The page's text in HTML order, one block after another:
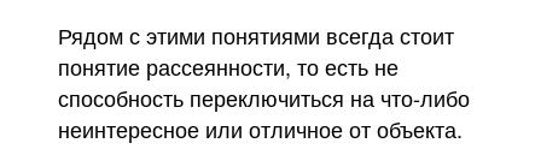
Рядом с этими понятиями всегда стоит
понятие рассеянности, то есть не
способность переключиться на что-либо
неинтересное или отличное от объекта.